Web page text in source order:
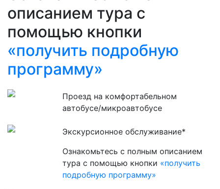
описанием тура с
помощью кнопки
«получить подробную
программу»
Проезд на комфортабельном
автобусе/микроавтобусе
Экскурсионное обслуживание*
Ознакомьтесь с полным описанием
тура с помощью кнопки «получить
подробную программу»